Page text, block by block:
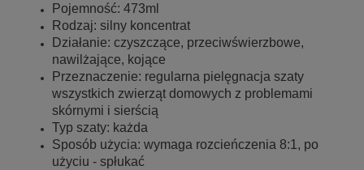
Pojemność: 473ml
Rodzaj: silny koncentrat
Działanie: czyszczące, przeciwświerzbowe,
nawilżające, kojące
Przeznaczenie: regularna pielęgnacja szaty
wszystkich zwierząt domowych z problemami
skórnymi i sierścią
Typ szaty: każda
Sposób użycia: wymaga rozcieńczenia 8:1, po
użyciu - spłukać